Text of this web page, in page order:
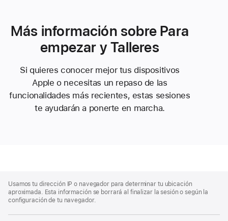
Más información sobre Para
empezar y Talleres
Si quieres conocer mejor tus dispositivos
Apple o necesitas un repaso de las
funcionalidades más recientes, estas sesiones
te ayudarán a ponerte en marcha.
Footer
Usamos tu dirección IP o navegador para determinar tu ubicación
aproximada. Esta información se borrará al finalizar la sesión o según la
configuración de tu navegador.